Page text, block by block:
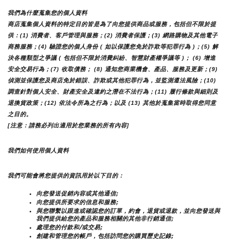
我們為什麼蒐集您的個人資料
商店蒐集個人資料的特定目的皆是為了向您提供商品或服務，包括但不限於提
供：(1) 消費者、客戶管理與服務；(2) 消費者保護；(3) 網路購物及其他電子
商務服務；(4) 驗證您的個人身份 ( 如以保護您免於詐欺等犯罪行為 )；(5) 解
決各種類型之爭議 ( 包括但不限於消費糾紛、智慧財產權爭議等 )； (6) 增進
安全交易行為；(7) 收取債務； (8) 通知您商業機會、產品、服務及更新；(9)
偵測並保護您及商店免於錯誤、詐欺或其他犯罪行為，並監測遵法風險；(10)
調查針對個人安全、財產安全及違約之潛在不法行為；(11) 履行條款與細則及
退換貨政策；(12) 依法令所為之行為；以及 (13) 其他於蒐集當時取得您同意
之目的。
[注意：請務必列出適用於您業務的所有內容]
我們如何使用個人資料
我們可能會將您提供的資訊用於以下目的：
向您發送促銷內容或其他通信;
向您提供所要求的信息和服務;
與您聯繫以跟進或確認您的訂單，約會，退貨或退款，並向您發送與
我們提供給您的產品和服務相關的其他非行銷通信;
處理您的付款和/或交易;
創建和管理您的帳戶，包括訪問您的購買歷史記錄;